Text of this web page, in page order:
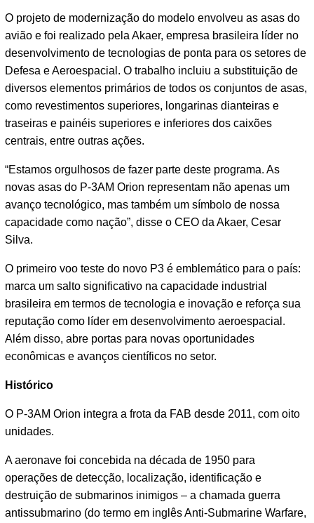
O projeto de modernização do modelo envolveu as asas do
avião e foi realizado pela Akaer, empresa brasileira líder no
desenvolvimento de tecnologias de ponta para os setores de
Defesa e Aeroespacial. O trabalho incluiu a substituição de
diversos elementos primários de todos os conjuntos de asas,
como revestimentos superiores, longarinas dianteiras e
traseiras e painéis superiores e inferiores dos caixões
centrais, entre outras ações.
“Estamos orgulhosos de fazer parte deste programa. As
novas asas do P-3AM Orion representam não apenas um
avanço tecnológico, mas também um símbolo de nossa
capacidade como nação”, disse o CEO da Akaer, Cesar
Silva.
O primeiro voo teste do novo P3 é emblemático para o país:
marca um salto significativo na capacidade industrial
brasileira em termos de tecnologia e inovação e reforça sua
reputação como líder em desenvolvimento aeroespacial.
Além disso, abre portas para novas oportunidades
econômicas e avanços científicos no setor.
Histórico
O P-3AM Orion integra a frota da FAB desde 2011, com oito
unidades.
A aeronave foi concebida na década de 1950 para
operações de detecção, localização, identificação e
destruição de submarinos inimigos – a chamada guerra
antissubmarino (do termo em inglês Anti-Submarine Warfare,